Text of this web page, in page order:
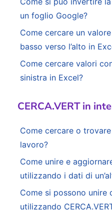
un foglio Google?
Come cercare un
basso verso l’alto in
Come cercare valori
sinistra in Excel?
CERCA.VERT in
Come cercare o
lavoro?
Come unire e
utilizzando i dati di
Come si possono unire
utilizzando